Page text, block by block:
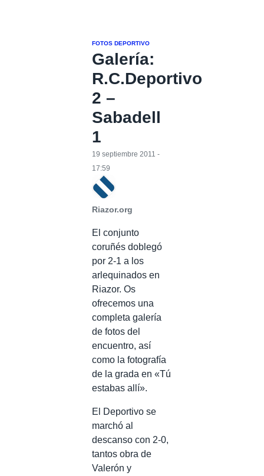
FOTOS DEPORTIVO
Galería:
R.C.Deportivo
2 –
Sabadell
1
Riazor.org
19 septiembre 2011 -
17:59
El conjunto
coruñés doblegó
por 2-1 a los
arlequinados en
Riazor. Os
ofrecemos una
completa galería
de fotos del
encuentro, así
como la fotografía
de la grada en «Tú
estabas allí».
El Deportivo se
marchó al
descanso con 2-0,
tantos obra de
Valerón y